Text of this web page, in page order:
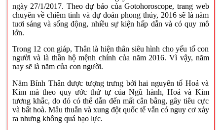
ngày 27/1/2017. Theo dự báo của Gotohoroscope, trang web
chuyên về chiêm tinh và dự đoán phong thủy, 2016 sẽ là năm
tuơi sáng và sống động, nhiều sự kiện hấp dẫn và có quy mô
lớn.
Trong 12 con giáp, Thân là hiện thân siêu hình cho yếu tố con
người và là thần hộ mệnh chính của năm 2016. Vì vậy, năm
nay sẽ là năm của con người.
Năm Bính Thân được tượng trưng bởi hai nguyên tố Hoả và
Kim mà theo quy ước thứ tự của Ngũ hành, Hoả và Kim
tương khắc, do đó có thể dẫn đến mất cân bằng, gây tiêu cực
và bất hoà. Mâu thuẫn và xung đột quốc tế vẫn có nguy cơ xảy
ra nhưng không quá bạo lực.